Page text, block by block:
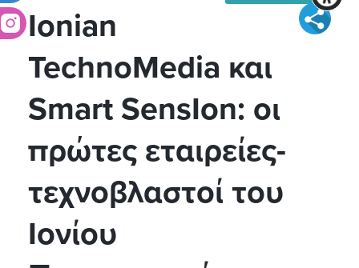
Ionian
TechnoMedia και
Smart SensIon: οι
πρώτες εταιρείες-
τεχνοβλαστοί του
Ιονίου